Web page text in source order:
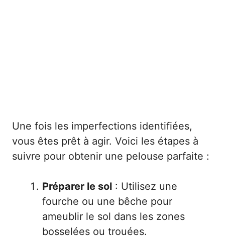
Une fois les imperfections identifiées,
vous êtes prêt à agir. Voici les étapes à
suivre pour obtenir une pelouse parfaite :
Préparer le sol : Utilisez une
fourche ou une bêche pour
ameublir le sol dans les zones
bosselées ou trouées.